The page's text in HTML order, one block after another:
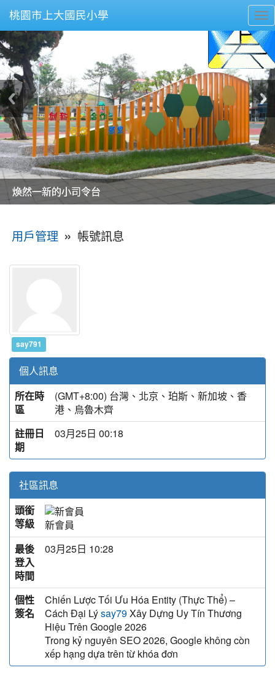
桃園市上大國民小學
美麗的操場是我們活力的來源
美麗的操場是我們活力的來源
煥然一新的小司令台
煥然一新的小司令台
富含桃園埤塘田園風光意象的中廊
富含桃園埤塘田園風光意象的中廊
嶄新的中庭廣場
嶄新的中庭廣場
水生池生生不息
水生池生生不息
用戶管理 » 帳號訊息
say791
個人訊息
所在時
區
(GMT+8:00) 台灣、北京、珀斯、新加坡、香
港、烏魯木齊
註冊日
期
03月25日 00:18
社區訊息
頭銜
等級
新會員
最後
登入
時間
03月25日 10:28
個性
簽名
Chiến Lược Tối Ưu Hóa Entity (Thực Thể) –
Cách Đại Lý say79 Xây Dựng Uy Tín Thương
Hiệu Trên Google 2026
Trong kỷ nguyên SEO 2026, Google không còn
xếp hạng dựa trên từ khóa đơn